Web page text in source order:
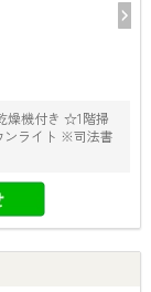
燥機付き ☆1階掃
※司法書